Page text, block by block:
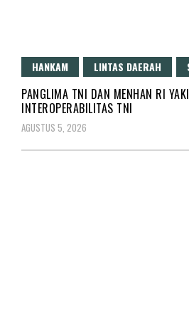
HANKAM LINTAS DAERAH
PANGLIMA TNI DAN MENHAN RI
INTEROPERABILITAS TNI
AGUSTUS 5, 2026